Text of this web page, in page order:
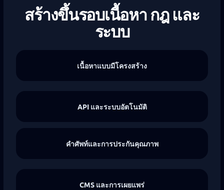
สร้างขึ้นรอบเนื้อหา กฎ และ
ระบบ
เนื้อหาแบบมีโครงสร้าง
API และระบบอัตโนมัติ
คำศัพท์และการประกันคุณภาพ
CMS และการเผยแพร่